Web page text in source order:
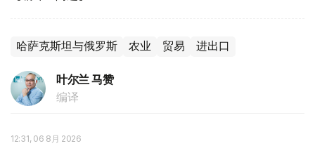
哈萨克斯坦与俄罗斯 农业 贸易 进出口
叶尔兰 马赞
编译
12:31, 06 8月 2026